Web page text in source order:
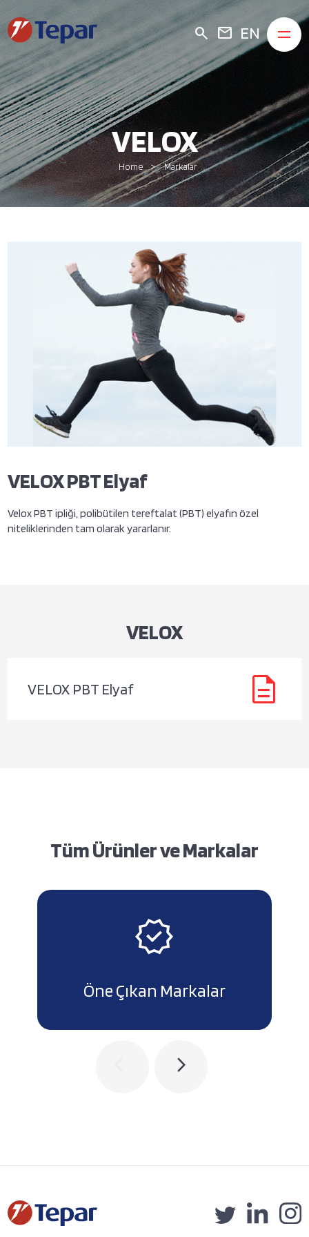
search mail EN
VELOX
Home Markalar
VELOX PBT Elyaf
Velox PBT ipliği, polibütilen tereftalat (PBT) elyafın özel
niteliklerinden tam olarak yararlanır.
VELOX
VELOX PBT Elyaf description
Tüm Ürünler ve Markalar
Öne Çıkan Markalar
arrow_forward_ios